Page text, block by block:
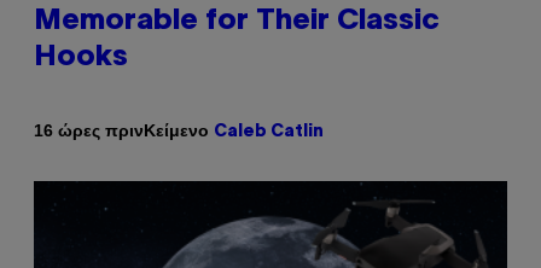
Memorable for Their Classic
Hooks
16 ώρες πρινΚείμενο Caleb Catlin